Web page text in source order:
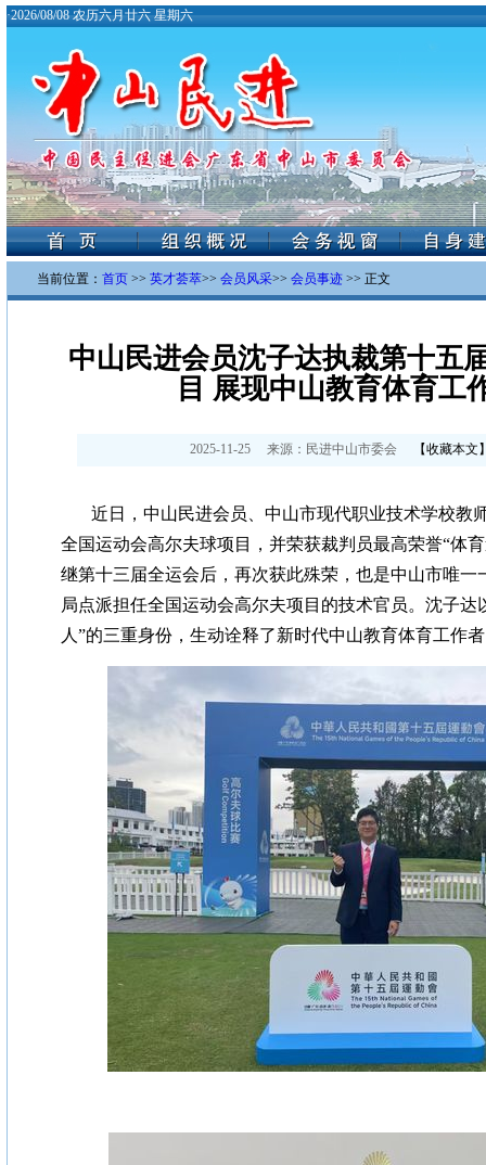
·2026/08/08 农历六月廿六 星期六
当前位置： 首页 >> 英才荟萃>> 会员风采>> 会员事迹 >> 正文
中山民进会员沈子达执裁第十五
目 展现中山教育体育工
2025-11-25 来源： 民进中山市委会 【收藏本文
近日，中山民进会员、中山市现代职业技术学校教
全国运动会高尔夫球项目，并荣获裁判员最高荣誉“体
继第十三届全运会后，再次获此殊荣，也是中山市唯一
局点派担任全国运动会高尔夫项目的技术官员。沈子达
人”的三重身份，生动诠释了新时代中山教育体育工作